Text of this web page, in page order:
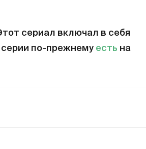
сериал включал в себя
серии по-прежнему есть на